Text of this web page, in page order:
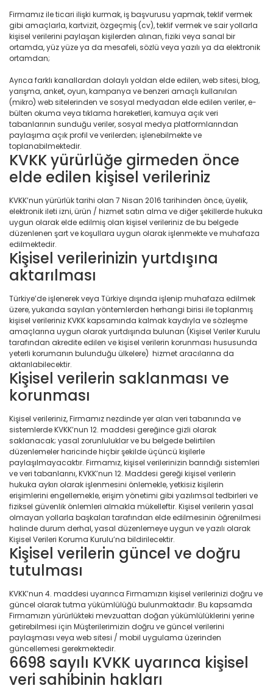
Firmamız ile ticari ilişki kurmak, iş başvurusu yapmak, teklif vermek
gibi amaçlarla, kartvizit, özgeçmiş (cv), teklif vermek ve sair yollarla
kişisel verilerini paylaşan kişilerden alınan, fiziki veya sanal bir
ortamda, yüz yüze ya da mesafeli, sözlü veya yazılı ya da elektronik
ortamdan;
Ayrıca farklı kanallardan dolaylı yoldan elde edilen, web sitesi, blog,
yarışma, anket, oyun, kampanya ve benzeri amaçlı kullanılan
(mikro) web sitelerinden ve sosyal medyadan elde edilen veriler, e-
bülten okuma veya tıklama hareketleri, kamuya açık veri
tabanlarının sunduğu veriler, sosyal medya platformlarından
paylaşıma açık profil ve verilerden; işlenebilmekte ve
toplanabilmektedir.
KVKK yürürlüğe girmeden önce
elde edilen kişisel verileriniz
KVKK’nun yürürlük tarihi olan 7 Nisan 2016 tarihinden önce, üyelik,
elektronik ileti izni, ürün / hizmet satın alma ve diğer şekillerde hukuka
uygun olarak elde edilmiş olan kişisel verileriniz de bu belgede
düzenlenen şart ve koşullara uygun olarak işlenmekte ve muhafaza
edilmektedir.
Kişisel verilerinizin yurtdışına
aktarılması
Türkiye’de işlenerek veya Türkiye dışında işlenip muhafaza edilmek
üzere, yukarıda sayılan yöntemlerden herhangi birisi ile toplanmış
kişisel verileriniz KVKK kapsamında kalmak kaydıyla ve sözleşme
amaçlarına uygun olarak yurtdışında bulunan (Kişisel Veriler Kurulu
tarafından akredite edilen ve kişisel verilerin korunması hususunda
yeterli korumanın bulunduğu ülkelere) hizmet aracılarına da
aktarılabilecektir.
Kişisel verilerin saklanması ve
korunması
Kişisel verileriniz, Firmamız nezdinde yer alan veri tabanında ve
sistemlerde KVKK’nun 12. maddesi gereğince gizli olarak
saklanacak; yasal zorunluluklar ve bu belgede belirtilen
düzenlemeler haricinde hiçbir şekilde üçüncü kişilerle
paylaşılmayacaktır. Firmamız, kişisel verilerinizin barındığı sistemleri
ve veri tabanlarını, KVKK’nun 12. Maddesi gereği kişisel verilerin
hukuka aykırı olarak işlenmesini önlemekle, yetkisiz kişilerin
erişimlerini engellemekle, erişim yönetimi gibi yazılımsal tedbirleri ve
fiziksel güvenlik önlemleri almakla mükelleftir. Kişisel verilerin yasal
olmayan yollarla başkaları tarafından elde edilmesinin öğrenilmesi
halinde durum derhal, yasal düzenlemeye uygun ve yazılı olarak
Kişisel Verileri Koruma Kurulu’na bildirilecektir.
Kişisel verilerin güncel ve doğru
tutulması
KVKK’nun 4. maddesi uyarınca Firmamızın kişisel verilerinizi doğru ve
güncel olarak tutma yükümlülüğü bulunmaktadır. Bu kapsamda
Firmamızın yürürlükteki mevzuattan doğan yükümlülüklerini yerine
getirebilmesi için Müşterilerimizin doğru ve güncel verilerini
paylaşması veya web sitesi / mobil uygulama üzerinden
güncellemesi gerekmektedir.
6698 sayılı KVKK uyarınca kişisel
veri sahibinin hakları